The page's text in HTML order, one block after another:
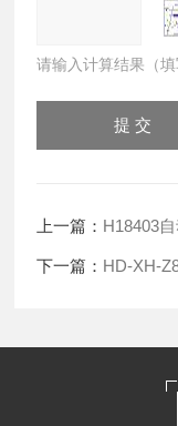
请输入计算结果（
上一篇： H18403
下一篇： HD-XH-